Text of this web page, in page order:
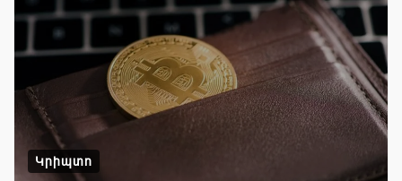
Կրիպտո